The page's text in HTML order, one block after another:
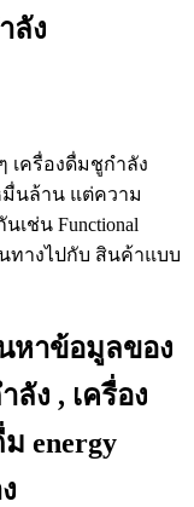
ลัง
เครื่องดื่มชูกำลัง
มื่นล้าน แต่ความ
เช่น Functional
ทางไปกับ สินค้าแบบ
หาข้อมูลของ
ลัง , เครื่อง
energy